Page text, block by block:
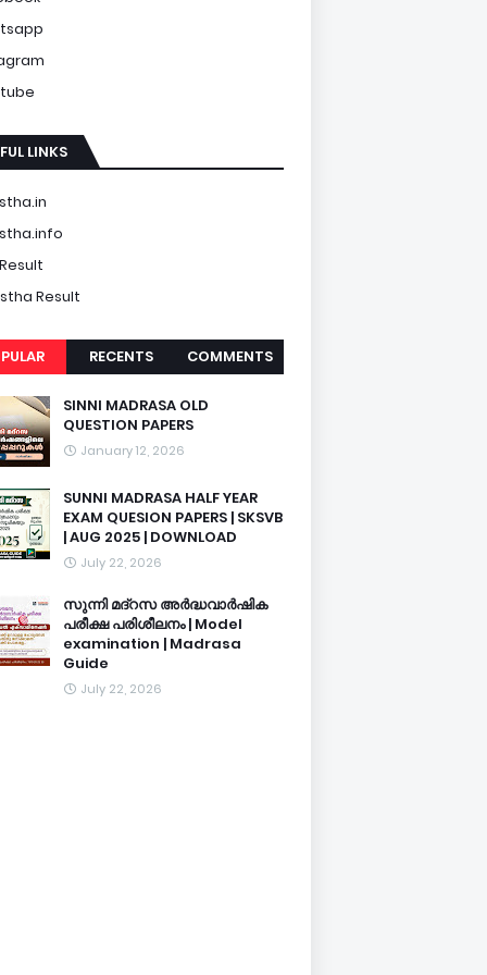
LINKS
Result
RECENTS COMMENTS
SINNI MADRASA OLD
QUESTION PAPERS
January 12, 2026
SUNNI MADRASA HALF YEAR
EXAM QUESION PAPERS | SKSVB
| AUG 2025 | DOWNLOAD
July 22, 2026
സുന്നി മദ്റസ അർദ്ധവാർഷിക
പരീക്ഷ പരിശീലനം | Model
examination | Madrasa
Guide
July 22, 2026